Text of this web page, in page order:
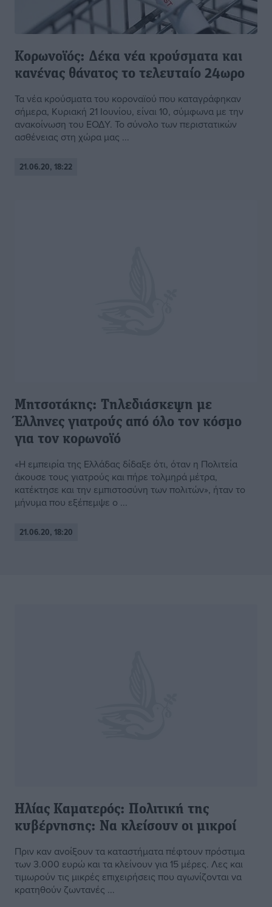
Κορωνοϊός: Δέκα νέα κρούσματα και
κανένας θάνατος το τελευταίο 24ωρο
Τα νέα κρούσματα του κοροναϊού που καταγράφηκαν
σήμερα, Κυριακή 21 Ιουνίου, είναι 10, σύμφωνα με την
ανακοίνωση του ΕΟΔΥ. Το σύνολο των περιστατικών
ασθένειας στη χώρα μας ...
21.06.20, 18:22
Μητσοτάκης: Τηλεδιάσκεψη με
Έλληνες γιατρούς από όλο τον κόσμο
για τον κορωνοϊό
«Η εμπειρία της Ελλάδας δίδαξε ότι, όταν η Πολιτεία
άκουσε τους γιατρούς και πήρε τολμηρά μέτρα,
κατέκτησε και την εμπιστοσύνη των πολιτών», ήταν το
μήνυμα που εξέπεμψε ο ...
21.06.20, 18:20
Ηλίας Καματερός: Πολιτική της
κυβέρνησης: Να κλείσουν οι μικροί
Πριν καν ανοίξουν τα καταστήματα πέφτουν πρόστιμα
των 3.000 ευρώ και τα κλείνουν για 15 μέρες. Λες και
τιμωρούν τις μικρές επιχειρήσεις που αγωνίζονται να
κρατηθούν ζωντανές ...